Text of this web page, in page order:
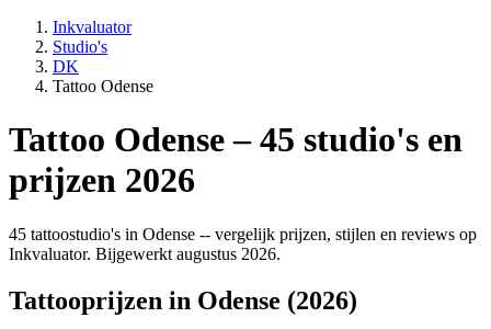
Inkvaluator
Studio's
DK
Tattoo Odense
Tattoo Odense – 45 studio's en
prijzen 2026
45 tattoostudio's in Odense -- vergelijk prijzen, stijlen en reviews op
Inkvaluator. Bijgewerkt augustus 2026.
Tattooprijzen in Odense (2026)